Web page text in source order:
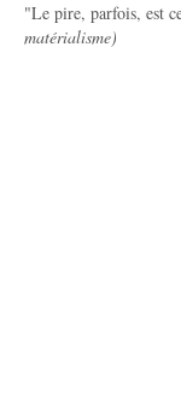
"Le pire, parfois, est
matérialisme)